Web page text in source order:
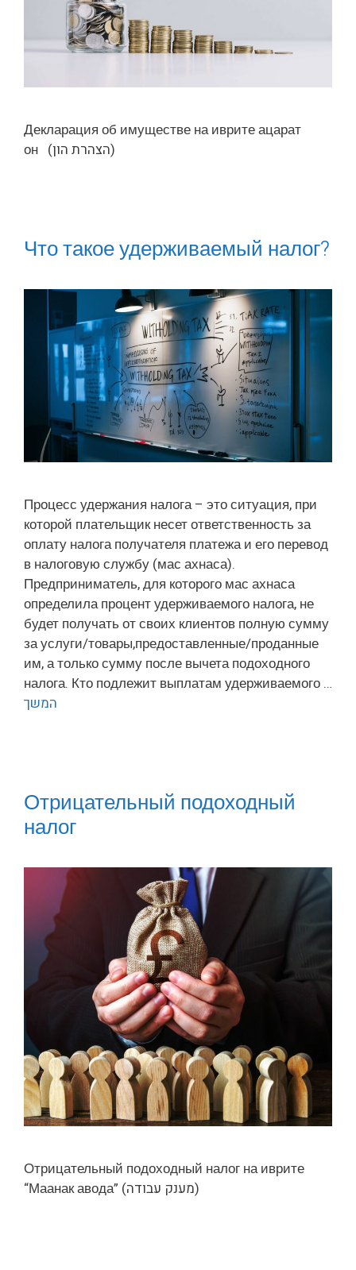
Декларация об имуществе на иврите ацарат
он (הצהרת הון)
Что такое удерживаемый налог?
Процесс удержания налога – это ситуация, при
которой плательщик несет ответственность за
оплату налога получателя платежа и его перевод
в налоговую службу (мас ахнаса).
Предприниматель, для которого мас ахнаса
определила процент удерживаемого налога, не
будет получать от своих клиентов полную сумму
за услуги/товары,предоставленные/проданные
им, а только сумму после вычета подоходного
налога. Кто подлежит выплатам удерживаемого …
המשך
Отрицательный подоходный
налог
Отрицательный подоходный налог на иврите
“Маанак авода” (מענק עבודה)